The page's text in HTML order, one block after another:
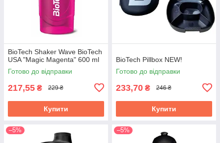
BioTech Shaker Wave BioTech
USA "Magic Magenta" 600 ml
Готово до відправки
217,55 ₴ 229 ₴
Купити
BioTech Pillbox NEW!
Готово до відправки
233,70 ₴ 246 ₴
Купити
–5% –5%